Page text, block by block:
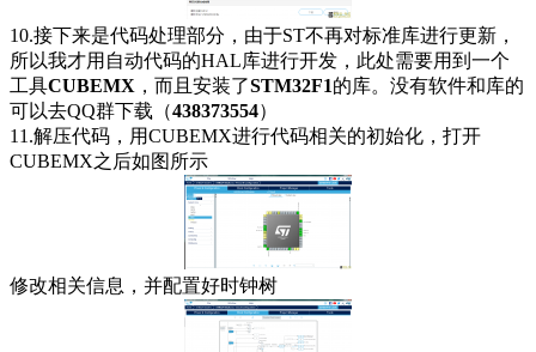
10.接下来是代码处理部分，由于ST不再对标准库进行更新，
所以我才用自动代码的HAL库进行开发，此处需要用到一个
工具CUBEMX ，而且安装了STM32F1的库。没有软件和库的
可以去QQ群下载（438373554）
11.解压代码，用CUBEMX进行代码相关的初始化，打开
CUBEMX之后如图所示
修改相关信息，并配置好时钟树